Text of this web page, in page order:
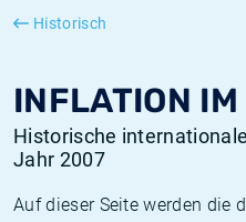
Historisch
INFLATION
Historische
Jahr 2007
Auf dieser Seite werden die
SONIA
Europäische inflation
Historische SONIA-Sätze